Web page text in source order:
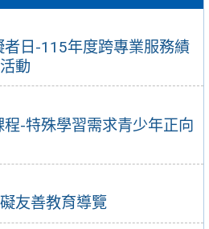
日-115年度跨專業服務績
動
-特殊學習需求青少年正向
友善教育導覽